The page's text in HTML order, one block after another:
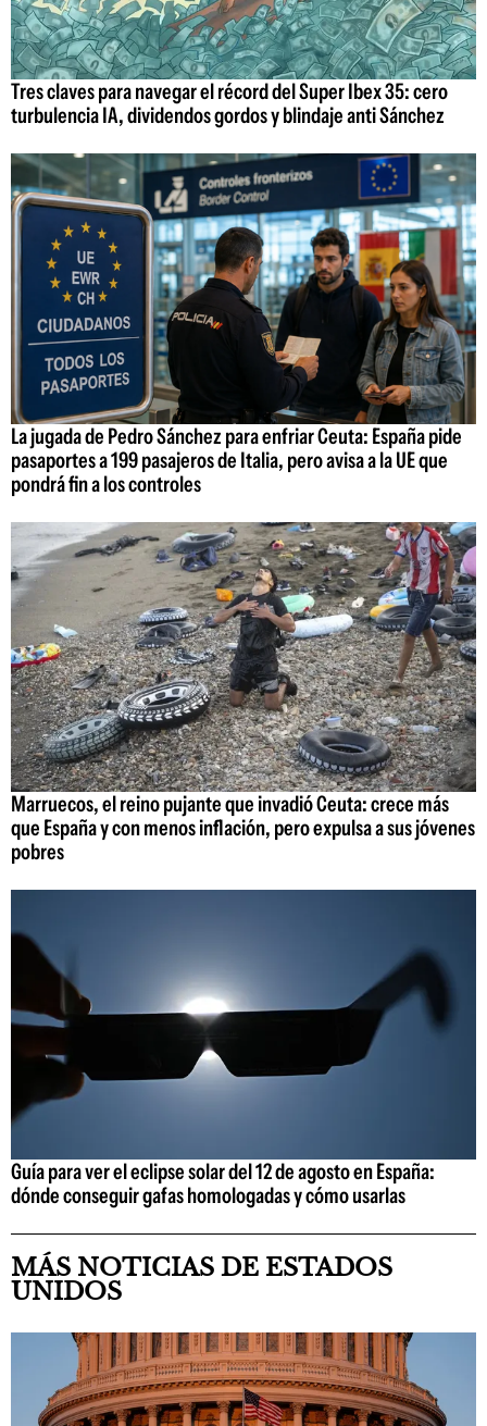
Tres claves para navegar el récord del Super Ibex 35: cero
turbulencia IA, dividendos gordos y blindaje anti Sánchez
La jugada de Pedro Sánchez para enfriar Ceuta: España pide
pasaportes a 199 pasajeros de Italia, pero avisa a la UE que
pondrá fin a los controles
Marruecos, el reino pujante que invadió Ceuta: crece más
que España y con menos inflación, pero expulsa a sus jóvenes
pobres
Guía para ver el eclipse solar del 12 de agosto en España:
dónde conseguir gafas homologadas y cómo usarlas
MÁS NOTICIAS DE ESTADOS
UNIDOS